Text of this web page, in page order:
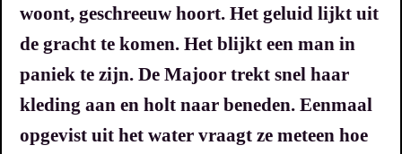
woont, geschreeuw hoort. Het geluid lijkt uit
de gracht te komen. Het blijkt een man in
paniek te zijn. De Majoor trekt snel haar
kleding aan en holt naar beneden. Eenmaal
opgevist uit het water vraagt ze meteen hoe